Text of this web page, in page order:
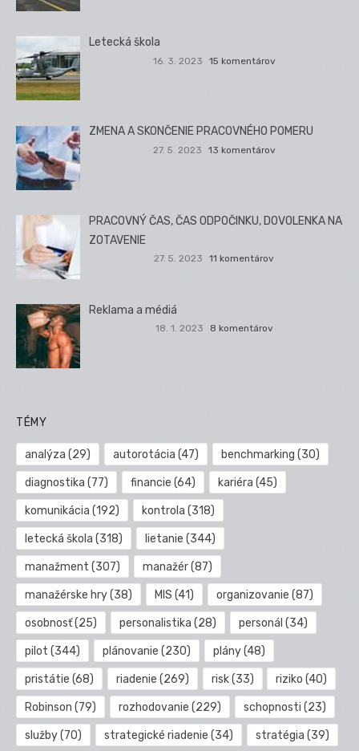
Letecká škola
16. 3. 2023 15 komentárov
ZMENA A SKONČENIE PRACOVNÉHO POMERU
27. 5. 2023 13 komentárov
PRACOVNÝ ČAS, ČAS ODPOČINKU, DOVOLENKA NA
ZOTAVENIE
27. 5. 2023 11 komentárov
Reklama a médiá
18. 1. 2023 8 komentárov
TÉMY
analýza (29) autorotácia (47) benchmarking (30)
diagnostika (77) financie (64) kariéra (45)
komunikácia (192) kontrola (318)
letecká škola (318) lietanie (344)
manažment (307) manažér(87)
manažérske hry(38) MIS (41) organizovanie (87)
osobnosť(25) personalistika (28) personál (34)
pilot (344) plánovanie (230) plány(48)
pristátie (68) riadenie (269) risk(33) riziko (40)
Robinson (79) rozhodovanie (229) schopnosti (23)
služby(70) strategické riadenie (34) stratégia (39)